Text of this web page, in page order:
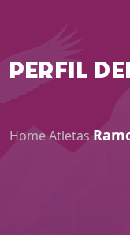
PERFIL
HomeAtletas